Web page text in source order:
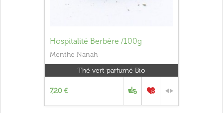
Hospitalité Berbère /100g
Menthe Nanah
Thé vert parfumé Bio
7,20 €